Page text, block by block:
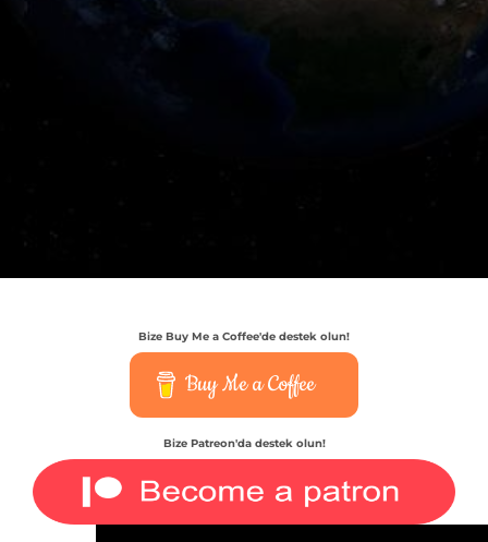
Bize Buy Me a Coffee'de destek olun!
Buy Me a Coffee
Bize Patreon'da destek olun!